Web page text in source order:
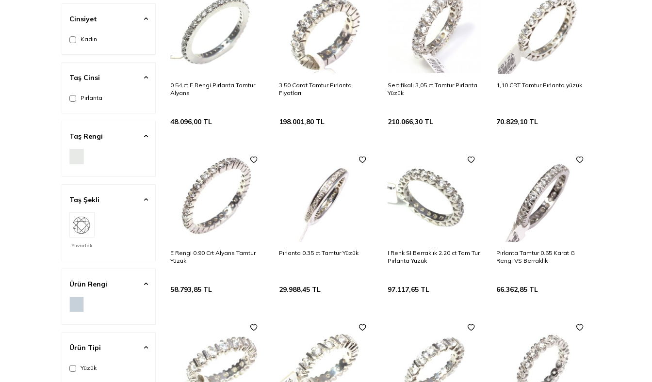
Cinsiyet
Kadın
Taş Cinsi
Pırlanta
Taş Rengi
Taş Şekli
Yuvarlak
Ürün Rengi
Ürün Tipi
Yüzük
0.54 ct F Rengi Pırlanta Tamtur
Alyans
48.096,00 TL
3.50 Carat Tamtur Pırlanta
Fiyatları
198.001,80 TL
Sertifikalı 3,05 ct Tamtur Pırlanta
Yüzük
210.066,30 TL
1,10 CRT Tamtur Pırlanta yüzük
70.829,10 TL
E Rengi 0.90 Crt Alyans Tamtur
Yüzük
58.793,85 TL
Pırlanta 0.35 ct Tamtur Yüzük
29.988,45 TL
I Renk SI Berraklık 2.20 ct Tam Tur
Pırlanta Yüzük
97.117,65 TL
Pırlanta Tamtur 0.55 Karat G
Rengi VS Berraklık
66.362,85 TL